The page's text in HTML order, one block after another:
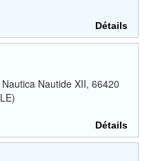
Détails
Nautide XII, 66420
Détails